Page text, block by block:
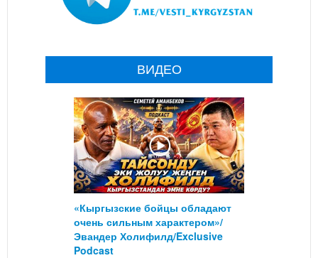
ВИДЕО
«Кыргызские бойцы обладают
очень сильным характером»/
Эвандер Холифилд/Exclusive
Podcast